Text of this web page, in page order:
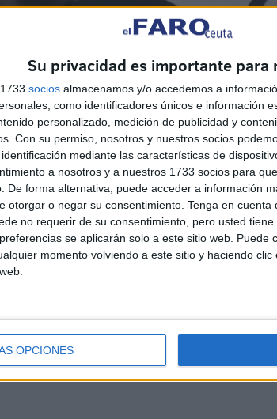
Su privacidad es importante para
socios almacenamos y/o accedemos a
como identificadores únicos e información
personalizado, medición de publicidad y
Con su permiso, nosotros y nuestros socios
mediante las características de
a nosotros y a nuestros 1733 socios para
De forma alternativa, puede acceder a información
otorgar o negar su consentimiento. Tenga en cuenta
no requerir de su consentimiento, pero usted
se aplicarán solo a este sitio web. Puede
momento volviendo a este sitio y haciendo
OPCIONES
tiene Obeng en el mundo del fútbol a pesar
experiencia en la categoría. Estuvo en la
Mundial de Clubes jugando contra el